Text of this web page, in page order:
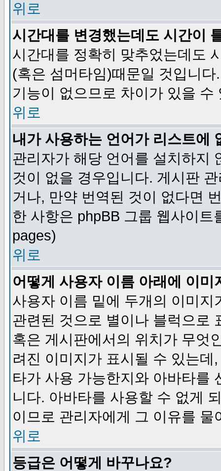
위로
시간대를 변경했는데도 시간이
시간대를 정확히 맞추었는데도
(혹은 섬머타임)때문일 것입니
기능이 없으므로 차이가 있을 수
위로
내가 사용하는 언어가 리스트에
관리자가 해당 언어를 설치하지
것이 없을 경우입니다. 게시판
거나, 만약 번역된 것이 없다면
한 사항은 phpBB 그룹 웹사이
pages)
위로
어떻게 사용자 이름 아래에 이미
사용자 이름 밑에 두개의 이미
관련된 것으로 별이나 블럭으로
혹은 게시판에서의 위치가 무엇
려진 이미지가 표시될 수 있는
타가 사용 가능한지와 아바타를
니다. 아바타를 사용할 수 없게
이므로 관리자에게 그 이유를 물
위로
등급은 어떻게 바꾸나요?